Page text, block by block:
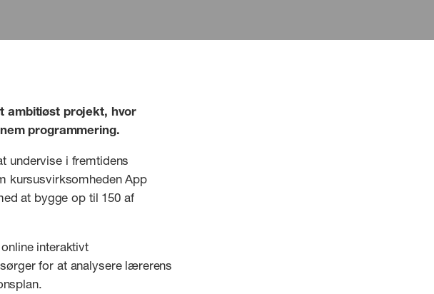
ambitiøst projekt, hvor
programmering.
undervise i fremtidens
kursusvirksomheden App
at bygge op til 150 af
interaktivt
for at analysere lærerens